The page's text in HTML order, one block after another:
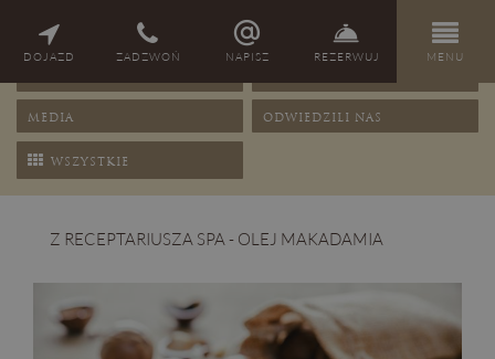
DOJAZD ZADZWOŃ NAPISZ REZERWUJ MENU
NAGRODY
MEDIA ODWIEDZILI NAS
WSZYSTKIE
Z RECEPTARIUSZA SPA - OLEJ MAKADAMIA